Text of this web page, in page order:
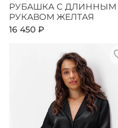
РУБАШКА С ДЛИННЫМ
РУКАВОМ ЖЕЛТАЯ
16 450 ₽